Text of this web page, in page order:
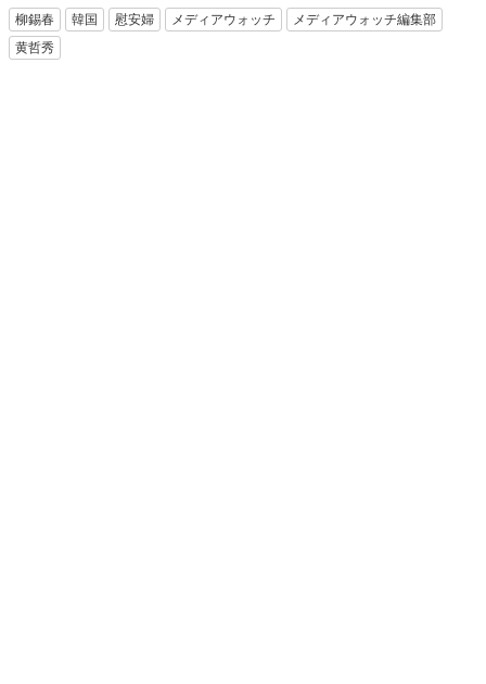
柳錫春 韓国 慰安婦 メディアウォッチ
メディアウォッチ編集部
黄哲秀